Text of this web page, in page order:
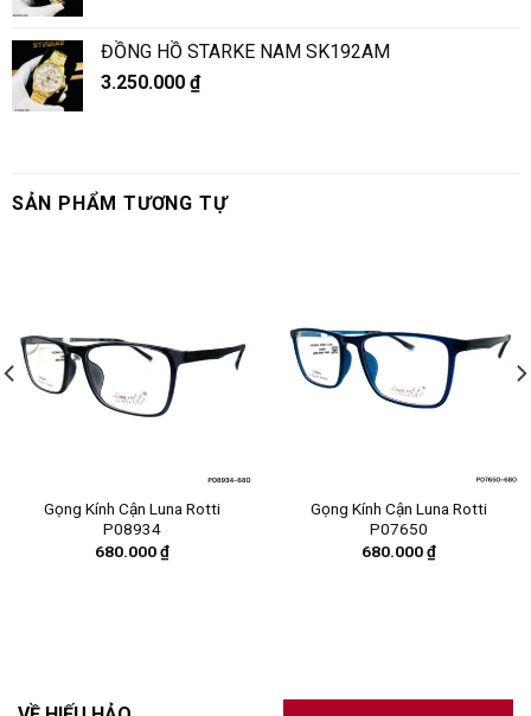
ĐỒNG HỒ STARKE NAM SK192AM
3.250.000 ₫
SẢN PHẨM TƯƠNG TỰ
Gọng Kính Cận Luna Rotti
P08934
680.000₫
Gọng Kính Cận Luna Rotti
P07650
680.000₫